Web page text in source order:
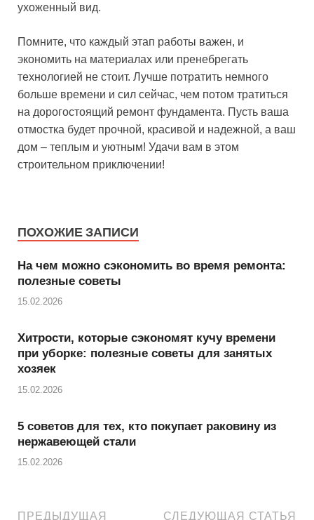
ухоженный вид.
Помните, что каждый этап работы важен, и
экономить на материалах или пренебрегать
технологией не стоит. Лучше потратить немного
больше времени и сил сейчас, чем потом тратиться
на дорогостоящий ремонт фундамента. Пусть ваша
отмостка будет прочной, красивой и надежной, а ваш
дом – теплым и уютным! Удачи вам в этом
строительном приключении!
ПОХОЖИЕ ЗАПИСИ
На чем можно сэкономить во время ремонта:
полезные советы
15.02.2026
Хитрости, которые сэкономят кучу времени
при уборке: полезные советы для занятых
хозяек
15.02.2026
5 советов для тех, кто покупает раковину из
нержавеющей стали
15.02.2026
ПРЕДЫДУЩАЯ СЛЕДУЮЩАЯ СТАТЬЯ